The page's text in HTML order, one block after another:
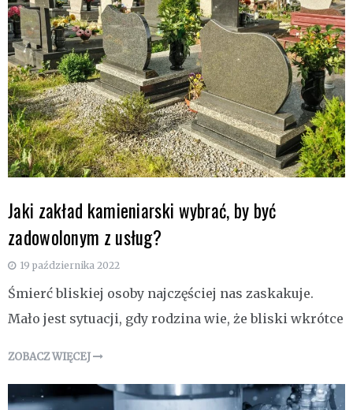
Jaki zakład kamieniarski wybrać, by być
zadowolonym z usług?
19 października 2022
Śmierć bliskiej osoby najczęściej nas zaskakuje.
Mało jest sytuacji, gdy rodzina wie, że bliski wkrótce
ZOBACZ WIĘCEJ